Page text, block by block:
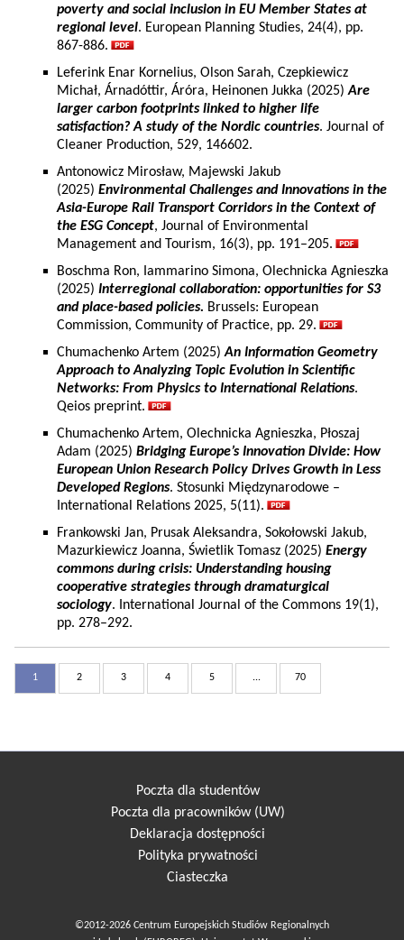
poverty and social inclusion in EU Member States at
regional level. European Planning Studies, 24(4), pp.
867-886.
Leferink Enar Kornelius, Olson Sarah, Czepkiewicz
Michał, Árnadóttir, Áróra, Heinonen Jukka (2025)Are
larger carbon footprints linked to higher life
satisfaction? A study of the Nordic countries. Journal of
Cleaner Production, 529, 146602.
Antonowicz Mirosław, Majewski Jakub
(2025) Environmental Challenges and Innovations in the
Asia-Europe Rail Transport Corridors in the Context of
the ESG Concept, Journal of Environmental
Management and Tourism, 16(3), pp. 191–205.
Boschma Ron, Iammarino Simona, Olechnicka Agnieszka
(2025) Interregional collaboration: opportunities for S3
and place-based policies. Brussels: European
Commission, Community of Practice, pp. 29.
Chumachenko Artem (2025)An Information Geometry
Approach to Analyzing Topic Evolution in Scientific
Networks: From Physics to International Relations.
Qeios preprint.
Chumachenko Artem, Olechnicka Agnieszka, Płoszaj
Adam (2025) Bridging Europe’s Innovation Divide: How
European Union Research Policy Drives Growth in Less
Developed Regions. Stosunki Międzynarodowe –
International Relations 2025, 5(11).
Frankowski Jan, Prusak Aleksandra, Sokołowski Jakub,
Mazurkiewicz Joanna, Świetlik Tomasz (2025) Energy
commons during crisis: Understanding housing
cooperative strategies through dramaturgical
sociology. International Journal of the Commons 19(1),
pp. 278–292.
1 2 3 4 5 ... 70
Poczta dla studentów
Poczta dla pracowników (UW)
Deklaracja dostępności
Polityka prywatności
Ciasteczka
©2012-2026 Centrum Europejskich Studiów Regionalnych